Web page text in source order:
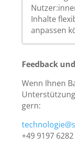
Inhalte
anpassen
Feedback
Wenn Ihnen
gern:
+49 9197